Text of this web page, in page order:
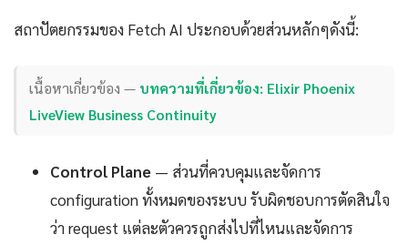
สถาปัตยกรรมของ Fetch AI ประกอบด้วยส่วนหลักๆดังนี้:
เนื้อหาเกี่ยวข้อง — บทความที่เกี่ยวข้อง: Elixir Phoenix
LiveView Business Continuity
Control Plane — ส่วนที่ควบคุมและจัดการ
configuration ทั้งหมดของระบบ รับผิดชอบการตัดสินใจ
ว่า request แต่ละตัวควรถูกส่งไปที่ไหนและจัดการ